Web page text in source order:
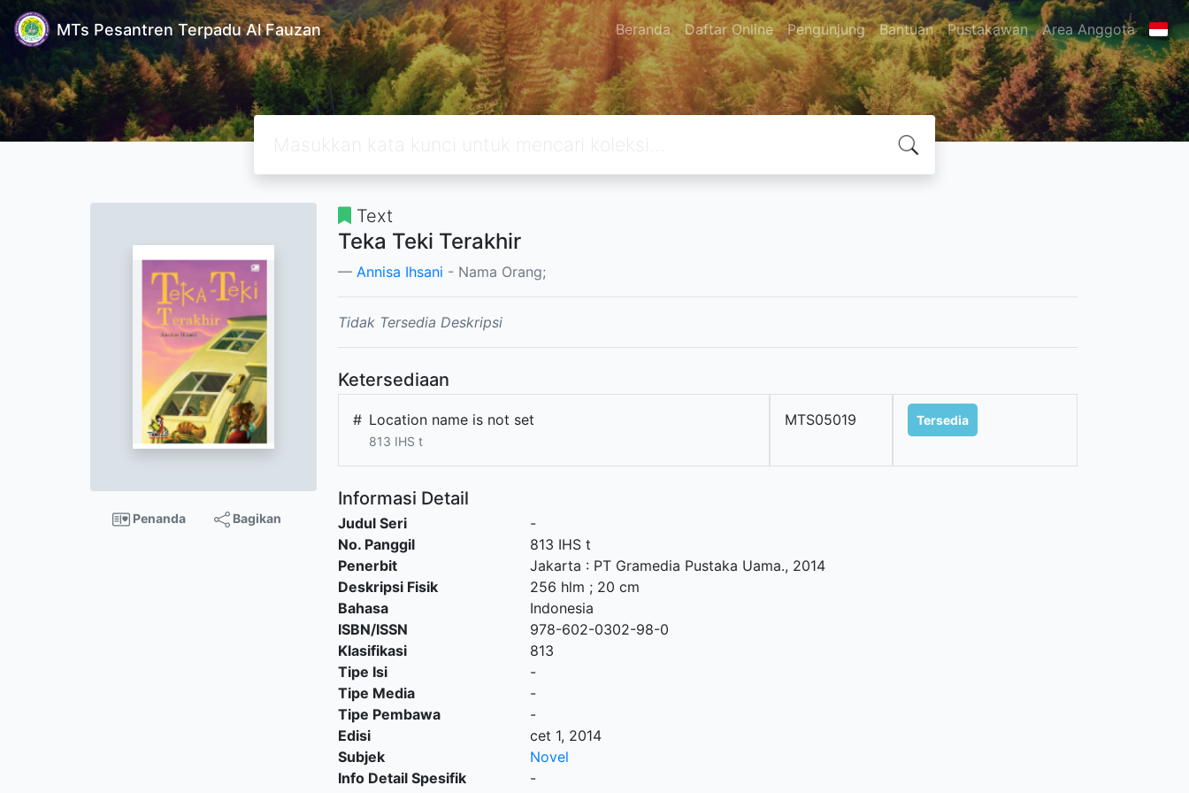
MTs Pesantren Terpadu Al Fauzan Beranda Daftar Online Pengunjung Bantuan Pustakawan Area Anggota
Penanda Bagikan
Text
Teka Teki Terakhir
Annisa Ihsani - Nama Orang;
Tidak Tersedia Deskripsi
Ketersediaan
# Location name is not set
813 IHS t
MTS05019 Tersedia
Informasi Detail
Judul Seri
-
No. Panggil
813 IHS t
Penerbit
Jakarta : PT Gramedia Pustaka Uama., 2014
Deskripsi Fisik
256 hlm ; 20 cm
Bahasa
Indonesia
ISBN/ISSN
978-602-0302-98-0
Klasifikasi
813
Tipe Isi
-
Tipe Media
-
Tipe Pembawa
-
Edisi
cet 1, 2014
Subjek
Novel
Info Detail Spesifik
-